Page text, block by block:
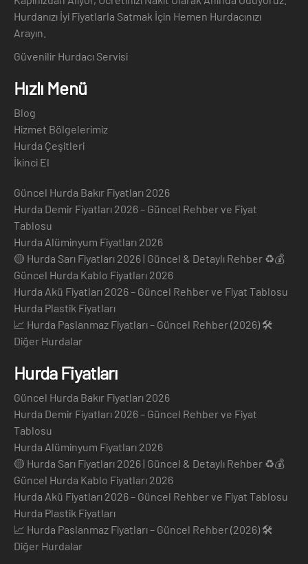
Hurdanızı İyi Fiyatlarla Satmak İçin Hemen Hurdacınızı
Arayın.
Güvenilir Hurdacı Servisi
Hızlı Menü
Blog
Hizmet Bölgelerimiz
Hurda Çeşitleri
İkinci El
Güncel Hurda Bakır Fiyatları 2026
Hurda Demir Fiyatları 2026 – Güncel Rehber ve Fiyat
Tablosu
Hurda Alüminyum Fiyatları 2026
🟡 Hurda Sarı Fiyatları 2026 | Güncel & Detaylı Rehber ♻️💰
Güncel Hurda Kablo Fiyatları 2026
Hurda Akü Fiyatları 2026 – Güncel Rehber ve Fiyat Tablosu
Hurda Plastik Fiyatları
📈 Hurda Paslanmaz Fiyatları – Güncel Rehber (2026) 🛠️
Diğer Hurdalar
Hurda Fiyatları
Güncel Hurda Bakır Fiyatları 2026
Hurda Demir Fiyatları 2026 – Güncel Rehber ve Fiyat
Tablosu
Hurda Alüminyum Fiyatları 2026
🟡 Hurda Sarı Fiyatları 2026 | Güncel & Detaylı Rehber ♻️💰
Güncel Hurda Kablo Fiyatları 2026
Hurda Akü Fiyatları 2026 – Güncel Rehber ve Fiyat Tablosu
Hurda Plastik Fiyatları
📈 Hurda Paslanmaz Fiyatları – Güncel Rehber (2026) 🛠️
Diğer Hurdalar